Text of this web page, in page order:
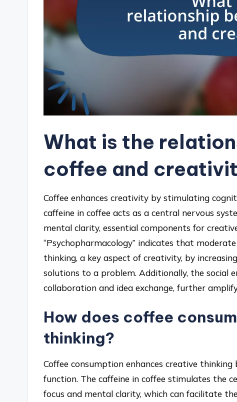
What is the
coffee and
Coffee enhances creativity by stimulating
caffeine in coffee acts as a central nervous
mental clarity, essential components for
“Psychopharmacology” indicates that
thinking, a key aspect of creativity, by
solutions to a problem. Additionally, the social
collaboration and idea exchange, further
How does coffee
thinking?
Coffee consumption enhances creative
function. The caffeine in coffee stimulates the
focus and mental clarity, which can facilitate